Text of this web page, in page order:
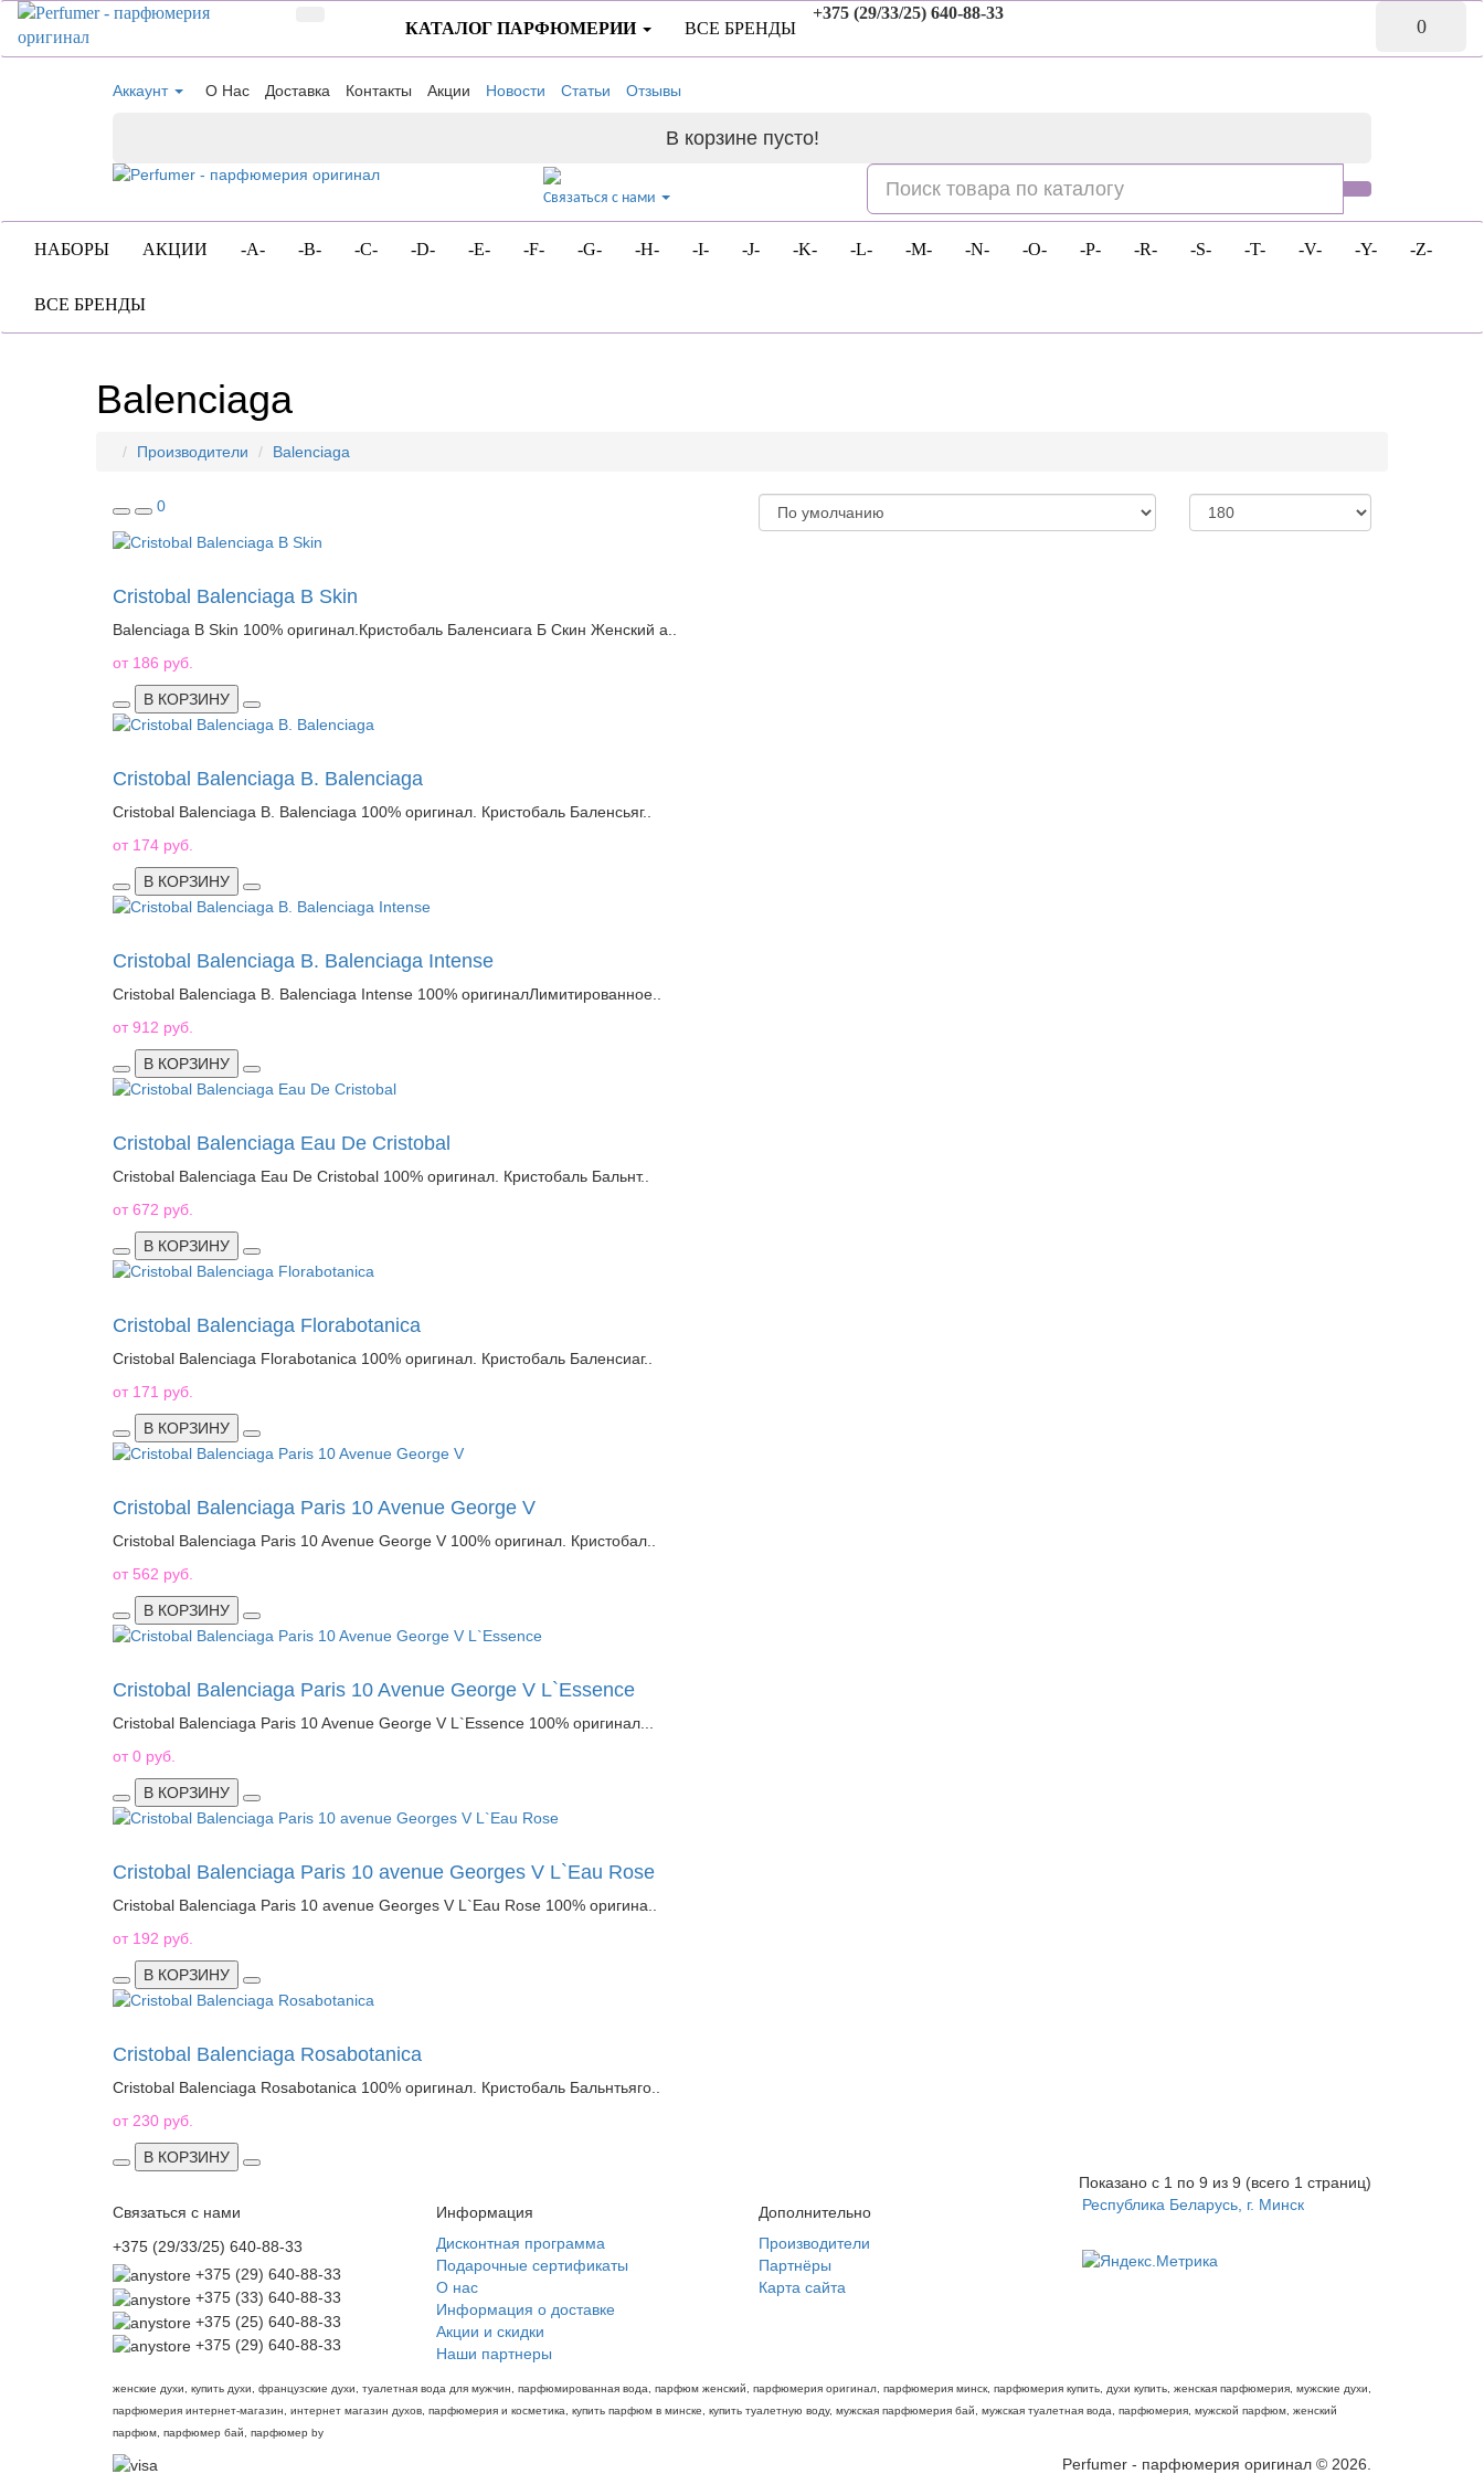
+375 (29/33/25) 640-88-33
КАТАЛОГ ПАРФЮМЕРИИ
ВСЕ БРЕНДЫ 0
Аккаунт О Нас Доставка Контакты Акции Новости Статьи Отзывы
В корзине пусто!
Связаться с нами
НАБОРЫ АКЦИИ -A- -B- -C- -D- -E- -F- -G- -H- -I- -J- -K- -L- -M- -N- -O- -P- -R- -S- -T- -V- -Y- -Z-
ВСЕ БРЕНДЫ
Balenciaga
Производители Balenciaga
0
Cristobal Balenciaga B Skin
Balenciaga B Skin 100% оригинал.Кристобаль Баленсиага Б Cкин Женский а..
от 186 руб.
В КОРЗИНУ
Cristobal Balenciaga B. Balenciaga
Cristobal Balenciaga B. Balenciaga 100% оригинал. Кристобаль Баленсьяг..
от 174 руб.
В КОРЗИНУ
Cristobal Balenciaga B. Balenciaga Intense
Cristobal Balenciaga B. Balenciaga Intense 100% оригиналЛимитированное..
от 912 руб.
В КОРЗИНУ
Cristobal Balenciaga Eau De Cristobal
Cristobal Balenciaga Eau De Cristobal 100% оригинал. Кристобаль Бальнт..
от 672 руб.
В КОРЗИНУ
Cristobal Balenciaga Florabotanica
Cristobal Balenciaga Florabotanica 100% оригинал. Кристобаль Баленсиаг..
от 171 руб.
В КОРЗИНУ
Cristobal Balenciaga Paris 10 Avenue George V
Cristobal Balenciaga Paris 10 Avenue George V 100% оригинал. Кристобал..
от 562 руб.
В КОРЗИНУ
Cristobal Balenciaga Paris 10 Avenue George V L`Essence
Cristobal Balenciaga Paris 10 Avenue George V L`Essence 100% оригинал...
от 0 руб.
В КОРЗИНУ
Cristobal Balenciaga Paris 10 avenue Georges V L`Eau Rose
Cristobal Balenciaga Paris 10 avenue Georges V L`Eau Rose 100% оригина..
от 192 руб.
В КОРЗИНУ
Cristobal Balenciaga Rosabotanica
Cristobal Balenciaga Rosabotanica 100% оригинал. Кристобаль Бальнтьяго..
от 230 руб.
В КОРЗИНУ
Показано с 1 по 9 из 9 (всего 1 страниц)
Связаться с нами
+375 (29/33/25) 640-88-33
+375 (29) 640-88-33
+375 (33) 640-88-33
+375 (25) 640-88-33
+375 (29) 640-88-33
Информация
Дисконтная программа
Подарочные сертификаты
О нас
Информация о доставке
Акции и скидки
Наши партнеры
Дополнительно
Производители
Партнёры
Карта сайта
Республика Беларусь, г. Минск
женские духи, купить духи, французские духи, туалетная вода для мужчин, парфюмированная вода, парфюм женский, парфюмерия оригинал, парфюмерия минск, парфюмерия купить, духи купить, женская парфюмерия, мужские духи,
парфюмерия интернет-магазин, интернет магазин духов, парфюмерия и косметика, купить парфюм в минске, купить туалетную воду, мужская парфюмерия бай, мужская туалетная вода, парфюмерия, мужской парфюм, женский
парфюм, парфюмер бай, парфюмер by
Perfumer - парфюмерия оригинал © 2026.